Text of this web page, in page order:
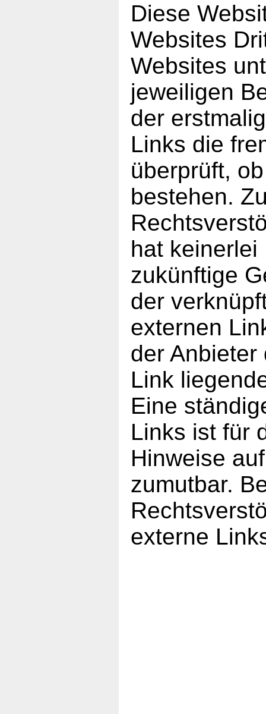
Diese
Websites
Websites
jeweiligen
der
Links die
überprüft,
bestehen.
hat
zukünftige
der
externen
der Anbieter
Link
Eine
Links ist für
Hinweise
zumutbar.
externe